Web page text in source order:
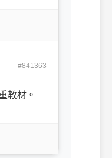
#841363
教材。